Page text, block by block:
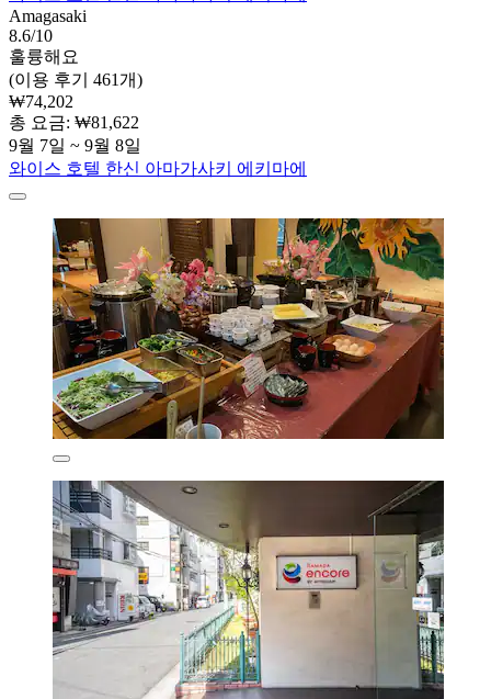
Amagasaki
8.6/10
훌륭해요
(이용 후기 461개)
₩74,202
총 요금: ₩81,622
9월 7일 ~ 9월 8일
와이스 호텔 한신 아마가사키 에키마에